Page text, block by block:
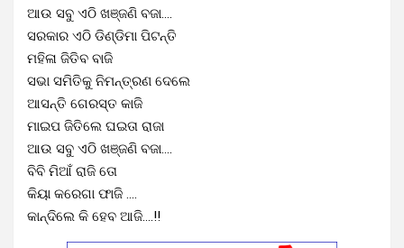
ଆଉ ସବୁ ଏଠି ଖଞ୍ଜଣି ବଜା….
ସରକାର ଏଠି ଡିଣ୍ଡିମା ପିଟନ୍ତି
ମହିଳା ଜିତିବ ବାଜି
ସଭା ସମିତିକୁ ନିମନ୍ତ୍ରଣ ଦେଲେ
ଆସନ୍ତି ଗେରସ୍ତ କାଜି
ମାଇପ ଜିତିଲେ ଘଇତା ରାଜା
ଆଉ ସବୁ ଏଠି ଖଞ୍ଜଣି ବଜା….
ବିବି ମିଆଁ ରାଜି ତୋ
କିୟା କରେଗା ଫାଜି ….
କାନ୍ଦିଲେ କି ହେବ ଆଜି….!!